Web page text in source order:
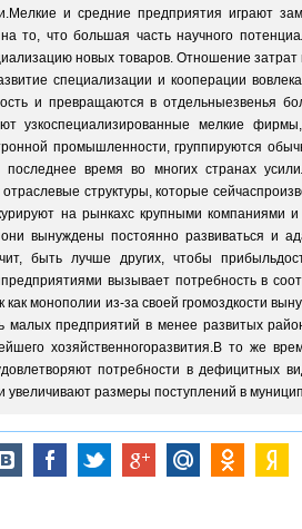
и средние предприятия играют
то, что большая часть научного
новых товаров. Отношение затрат
специализации и кооперации
и превращаются в отдельныезвенья
узкоспециализированные мелкие
промышленности, группируются
время во многих странах
структуры, которые
на рынкахс крупными
вынуждены постоянно развиваться и
быть лучше других, чтобы
вызывает потребность в
как монополии из-за своей громоздкости
малых предприятий в менее развитых
хозяйственногоразвития.В то же
потребности в дефицитных
увеличивают размеры поступлений в